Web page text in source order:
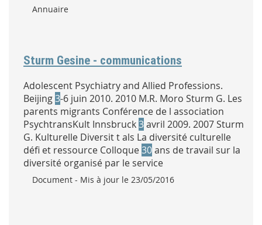
Type :
Annuaire
Sturm Gesine - communications
Adolescent Psychiatry and Allied Professions.
Beijing3-6 juin 2010. 2010 M.R. Moro Sturm G. Les
parents migrants Conférence de l association
PsychtransKult Innsbruck3avril 2009. 2007 Sturm
G. Kulturelle Diversit t als La diversité culturelle
défi et ressource Colloque30ans de travail sur la
diversité organisé par le service
Type :
Document - Mis à jour le 23/05/2016